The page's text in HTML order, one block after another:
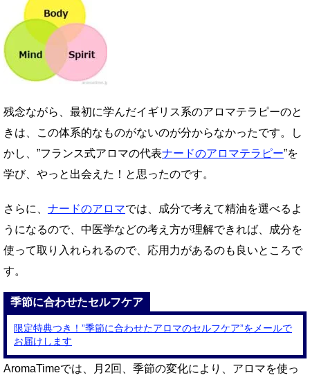
残念ながら、最初に学んだイギリス系のアロマテラピーのと
きは、この体系的なものがないのが分からなかったです。し
かし、”フランス式アロマの代表ナードのアロマテラピー”を
学び、やっと出会えた！と思ったのです。
さらに、 ナードのアロマでは、成分で考えて精油を選べるよ
うになるので、中医学などの考え方が理解できれば、成分を
使って取り入れられるので、応用力があるのも良いところで
す。
季節に合わせたセルフケア
限定特典つき！ ”季節に合わせたアロマのセルフケア”をメールで
お届けします
AromaTimeでは、月2回、季節の変化により、アロマを使っ